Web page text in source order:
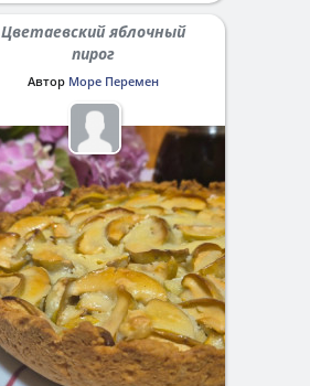
Цветаевский яблочный
пирог
Автор Море Перемен